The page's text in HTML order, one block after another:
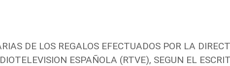
DE LOS REGALOS EFECTUADOS POR LA
ESPAÑOLA (RTVE), SEGUN EL